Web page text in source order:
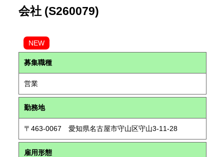
会社 (S260079)
NEW
募集職種
営業
勤務地
〒463-0067 愛知県名古屋市守山区守山3-11-28
雇用形態